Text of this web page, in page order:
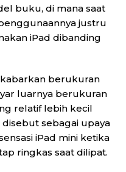
buku, di mana saat
justru
iPad dibanding
berukuran
luarnya berukuran
relatif lebih kecil
sebagai upaya
iPad mini ketika
ringkas saat dilipat.